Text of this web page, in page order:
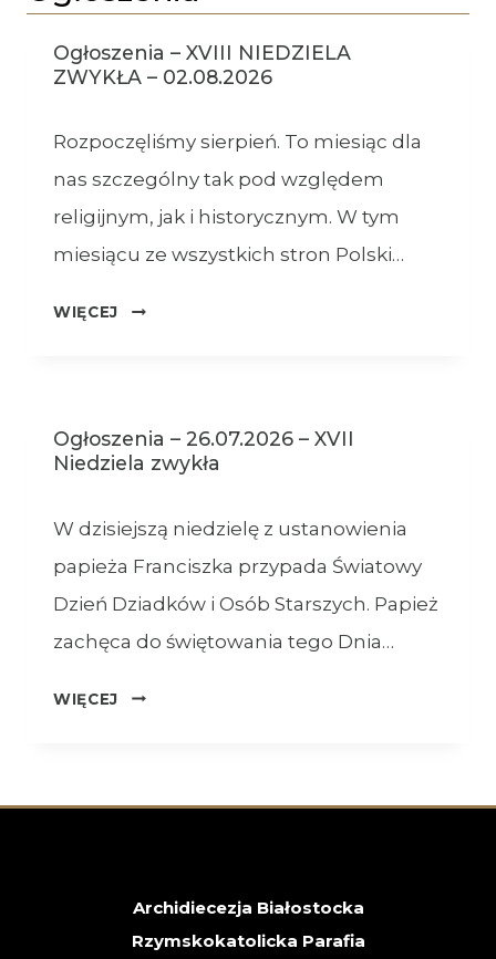
Ogłoszenia – XVIII NIEDZIELA
ZWYKŁA – 02.08.2026
Rozpoczęliśmy sierpień. To miesiąc dla
nas szczególny tak pod względem
religijnym, jak i historycznym. W tym
miesiącu ze wszystkich stron Polski…
WIĘCEJ
OGŁOSZENIA
–
Ogłoszenia – 26.07.2026 – XVII
Niedziela zwykła
W dzisiejszą niedzielę z ustanowienia
papieża Franciszka przypada Światowy
Dzień Dziadków i Osób Starszych. Papież
zachęca do świętowania tego Dnia…
WIĘCEJ
OGŁOSZENIA
XVII
Archidiecezja Białostocka
Rzymskokatolicka Parafia